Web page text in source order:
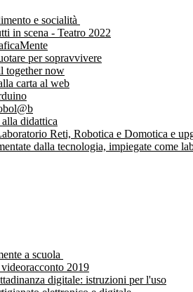
e socialità
in scena - Teatro 2022
per sopravvivere
together now
carta al web
didattica
Reti, Robotica e Domotica e
dalla tecnologia, impiegate come
a scuola
2019
digitale: istruzioni per l'uso